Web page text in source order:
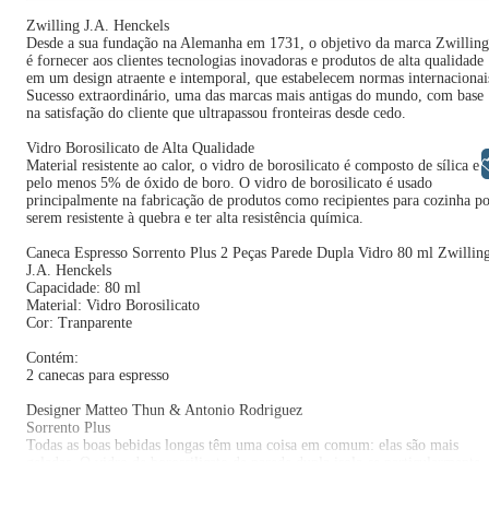
Zwilling J.A. Henckels
Desde a sua fundação na Alemanha em 1731, o objetivo da marca Zwilling
é fornecer aos clientes tecnologias inovadoras e produtos de alta qualidade
em um design atraente e intemporal, que estabelecem normas
Sucesso extraordinário, uma das marcas mais antigas do mundo, com base
na satisfação do cliente que ultrapassou fronteiras desde cedo.
Vidro Borosilicato de Alta Qualidade
Material resistente ao calor, o vidro de borosilicato é composto de sílica e
pelo menos 5% de óxido de boro. O vidro de borosilicato é usado
principalmente na fabricação de produtos como recipientes para cozinha
serem resistente à quebra e ter alta resistência química.
Caneca Espresso Sorrento Plus 2 Peças Parede Dupla Vidro 80 ml
J.A. Henckels
Capacidade: 80 ml
Material: Vidro Borosilicato
Cor: Tranparente
Contém:
2 canecas para espresso
Designer Matteo Thun & Antonio Rodriguez
Sorrento Plus
Todas as boas bebidas longas têm uma coisa em comum: elas são mais
Libras